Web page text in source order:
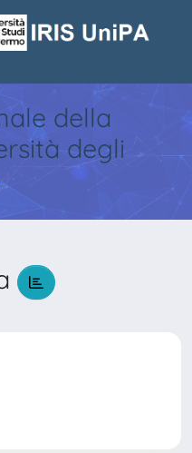
della
degli